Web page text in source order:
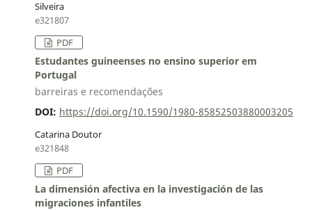
Silveira
e321807
PDF
Estudantes guineenses no ensino superior em
Portugal
barreiras e recomendações
DOI: https://doi.org/10.1590/1980-85852503880003205
Catarina Doutor
e321848
PDF
La dimensión afectiva en la investigación de las
migraciones infantiles